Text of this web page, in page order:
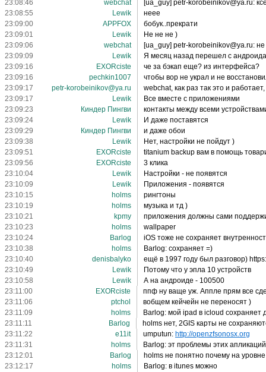
23:08:46
webchat
[ua_guy] petr-korobeinikov@ya.ru:
23:08:55
Lewik
неее
23:09:00
APPFOX
бобук..прекрати
23:09:01
Lewik
Не не не )
23:09:06
webchat
[ua_guy] petr-korobeinikov@ya.ru:
23:09:09
Lewik
Я месяц назад перешел с
23:09:16
EXORciste
че за бэкап еще? из интерфейса?
23:09:16
pechkin1007
чтобы вор не украл и не
23:09:17
petr-korobeinikov@ya.ru
webchat, как раз так это и
23:09:17
Lewik
Все вместе с приложениями
23:09:23
Киндер Пингви
контакты между всеми
23:09:24
Lewik
И даже поставятся
23:09:29
Киндер Пингви
и даже обои
23:09:38
Lewik
Нет, настройки не пойдут )
23:09:51
EXORciste
titanium backup вам в помощь
23:09:56
EXORciste
3 клика
23:10:04
Lewik
Настройки - не появятся
23:10:09
Lewik
Приложения - появятся
23:10:15
holms
рингтоны
23:10:19
holms
музыка и тд )
23:10:21
kpmy
приложения должны сами
23:10:23
holms
wallpaper
23:10:24
Barlog
iOS тоже не сохраняет
23:10:38
holms
Barlog: сохраняет =)
23:10:40
denisbalyko
ещё в 1997 году был разговор)
23:10:49
Lewik
Потому что у эпла 10 устройств
23:10:58
Lewik
А на андроиде - 100500
23:11:00
EXORciste
ппф ну ваще уж. Аппле прям все
23:11:06
ptchol
вобщем кейчейн не переносят )
23:11:09
holms
Barlog: мой ipad в icloud сохраняет
23:11:11
Barlog
holms нет, 2GIS карты не
23:11:22
e11it umputun: http://openzfsonosx.org
23:11:31
holms
Barlog: эт проблемы этих
23:12:01
Barlog
holms не понятно почему на
23:12:17
holms
Barlog: в itunes можно